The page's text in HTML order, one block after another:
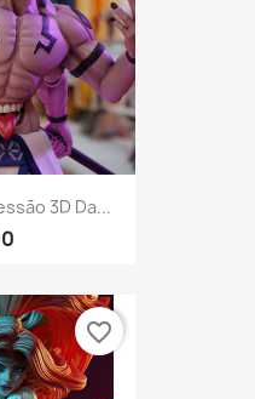
3D Da...
favorite_border